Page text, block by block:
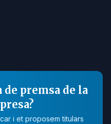
premsa de la
i et proposem titulars